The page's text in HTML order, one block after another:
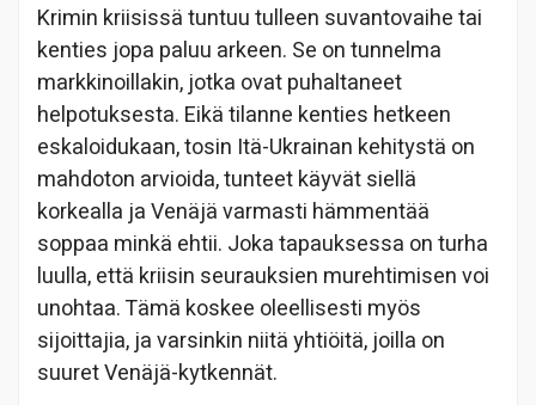
Krimin kriisissä tuntuu tulleen suvantovaihe tai
kenties jopa paluu arkeen. Se on tunnelma
markkinoillakin, jotka ovat puhaltaneet
helpotuksesta. Eikä tilanne kenties hetkeen
eskaloidukaan, tosin Itä-Ukrainan kehitystä on
mahdoton arvioida, tunteet käyvät siellä
korkealla ja Venäjä varmasti hämmentää
soppaa minkä ehtii. Joka tapauksessa on turha
luulla, että kriisin seurauksien murehtimisen voi
unohtaa. Tämä koskee oleellisesti myös
sijoittajia, ja varsinkin niitä yhtiöitä, joilla on
suuret Venäjä-kytkennät.